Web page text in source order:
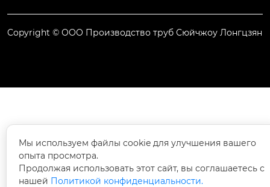
Copyright © ООО Производство труб Сюйчжоу Лонгцзян
Мы используем файлы cookie для улучшения вашего
опыта просмотра.
Продолжая использовать этот сайт, вы соглашаетесь с
нашей Политикой конфиденциальности.